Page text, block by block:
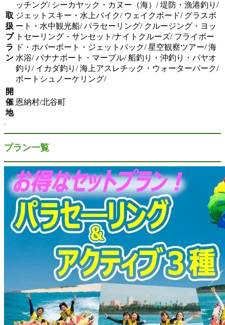
取
扱
プ
ラ
ン
ッチング/ シーカヤック・カヌー（海）/ 堤防・漁港釣り/
ジェットスキー・水上バイク/ ウェイクボード/ グラスボ
ート・水中観光船/ パラセーリング/ クルージング・ヨッ
トセーリング・サンセット/ナイトクルーズ/ フライボー
ド・ホバーボート・ジェットパック/ 星空観察ツアー/ 海
水浴/ バナナボート・マーブル/ 船釣り・沖釣り・パヤオ
釣り/ イカダ釣り/ 海上アスレチック・ウォーターパーク/
ボートシュノーケリング/
開
催
地
恩納村/北谷町
プラン一覧